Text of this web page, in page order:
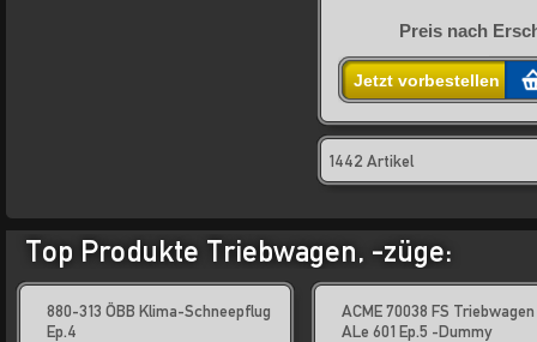
Preis nach
Jetzt vorbestellen
1442 Artikel
Top Produkte Triebwagen, -züge:
880-313 ÖBB Klima-Schneepflug
Ep.4
ACME 70038 FS
ALe 601 Ep.5 -Dummy